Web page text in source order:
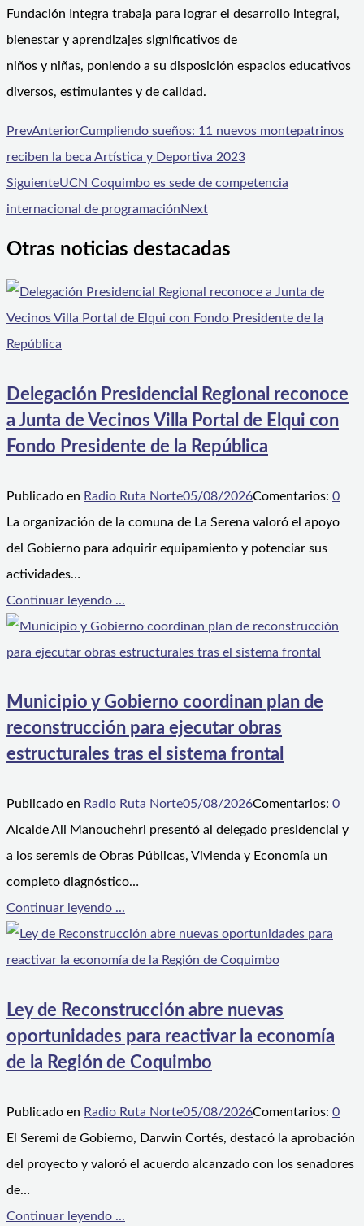
Fundación Integra trabaja para lograr el desarrollo integral,
bienestar y aprendizajes significativos de
niños y niñas, poniendo a su disposición espacios educativos
diversos, estimulantes y de calidad.
PrevAnteriorCumpliendo sueños: 11 nuevos montepatrinos
reciben la beca Artística y Deportiva 2023
SiguienteUCN Coquimbo es sede de competencia
internacional de programaciónNext
Otras noticias destacadas
Delegación Presidencial Regional reconoce
a Junta de Vecinos Villa Portal de Elqui con
Fondo Presidente de la República
Publicado en Radio Ruta Norte05/08/2026Comentarios: 0
La organización de la comuna de La Serena valoró el apoyo
del Gobierno para adquirir equipamiento y potenciar sus
actividades…
Continuar leyendo ...
Municipio y Gobierno coordinan plan de
reconstrucción para ejecutar obras
estructurales tras el sistema frontal
Publicado en Radio Ruta Norte05/08/2026Comentarios: 0
Alcalde Ali Manouchehri presentó al delegado presidencial y
a los seremis de Obras Públicas, Vivienda y Economía un
completo diagnóstico…
Continuar leyendo ...
Ley de Reconstrucción abre nuevas
oportunidades para reactivar la economía
de la Región de Coquimbo
Publicado en Radio Ruta Norte05/08/2026Comentarios: 0
El Seremi de Gobierno, Darwin Cortés, destacó la aprobación
del proyecto y valoró el acuerdo alcanzado con los senadores
de…
Continuar leyendo ...